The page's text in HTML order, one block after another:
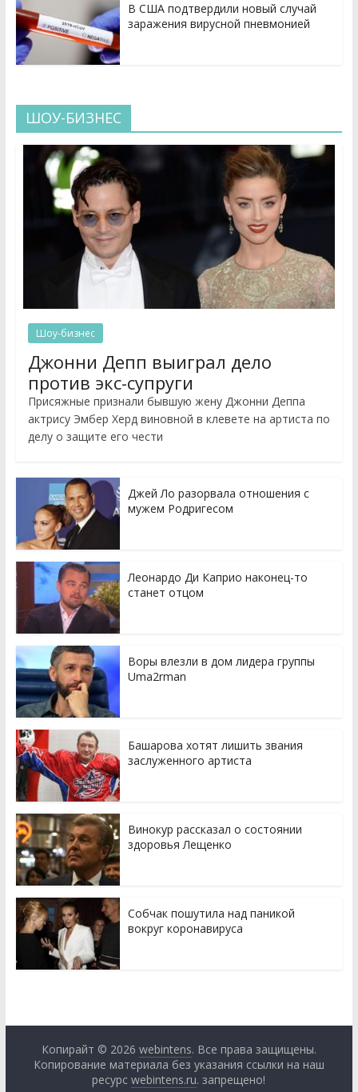
В США подтвердили новый случай
заражения вирусной пневмонией
ШОУ-БИЗНЕС
Шоу-бизнес
Джонни Депп выиграл дело
против экс-супруги
Присяжные признали бывшую жену Джонни Деппа
актрису Эмбер Херд виновной в клевете на артиста по
делу о защите его чести
Джей Ло разорвала отношения с
мужем Родригесом
Леонардо Ди Каприо наконец-то
станет отцом
Воры влезли в дом лидера группы
Uma2rman
Башарова хотят лишить звания
заслуженного артиста
Винокур рассказал о состоянии
здоровья Лещенко
Собчак пошутила над паникой
вокруг коронавируса
Копирайт © 2026 webintens. Все права защищены.
Копирование материала без указания ссылки на наш
ресурсwebintens.ru. запрещено!